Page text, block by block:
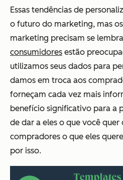
Essas tendências de
o futuro do marketing, mas
marketing precisam se
consumidores estão
utilizamos seus dados para
damos em troca aos
forneçam cada vez mais
benefício significativo para a
de dar a eles o que você quer
compradores o que eles
por isso.